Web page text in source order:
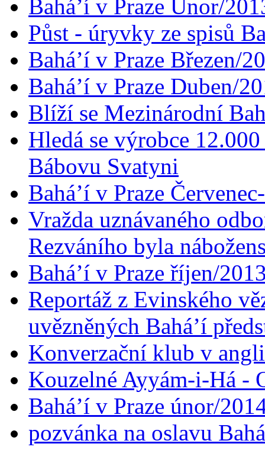
Bahá’í v Praze Únor/
Půst - úryvky ze spisů
Bahá’í v Praze Březen/
Bahá’í v Praze Duben/
Blíží se Mezinárodní
Hledá se výrobce
Bábovu Svatyni
Bahá’í v Praze
Vražda uznávaného
Rezváního byla
Bahá’í v Praze říjen/
Reportáž z Evinského
uvězněných Bahá’í
Konverzační klub v
Kouzelné Ayyám-i-Há -
Bahá’í v Praze únor/
pozvánka na oslavu